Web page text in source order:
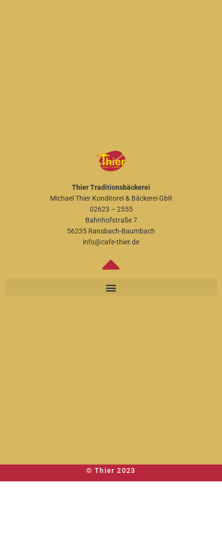
Thier Traditionsbäckerei
Michael Thier Konditorei & Bäckerei GbR
02623 – 2555
Bahnhofstraße 7
56235 Ransbach-Baumbach
info@cafe-thier.de
© Thier 2023